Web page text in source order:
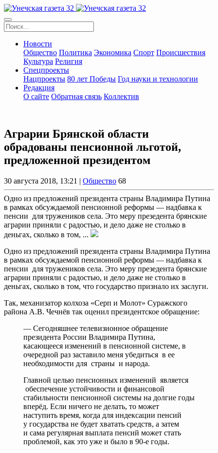
Новости
Общество Политика Экономика Спорт Происшествия
Культура Религия
Спецпроекты
Нацпроекты 80 лет Победы Год науки и технологии
Редакция
О сайте Обратная связь Коллектив
Аграрии Брянской области
обрадованы пенсионной льготой,
предложенной президентом
30 августа 2018, 13:21 | Общество 68
Одно из предложений президента страны Владимира Путина
в рамках обсуждаемой пенсионной реформы — надбавка к
пенсии для тружеников села. Это меру презедента брянские
аграрии приняли с радостью, и дело даже не столько в
деньгах, сколько в том, ...
Одно из предложений президента страны Владимира Путина
в рамках обсуждаемой пенсионной реформы — надбавка к
пенсии для тружеников села. Это меру презедента брянские
аграрии приняли с радостью, и дело даже не столько в
деньгах, сколько в том, что государство признало их заслуги.
Так, механизатор колхоза «Серп и Молот» Суражского
района А.В. Чечнёв так оценил президентское обращение:
— Сегодняшнее телевизионное обращение
президента России Владимира Путина,
касающееся изменений в пенсионной системе, в
очередной раз заставило меня убедиться в ее
необходимости для страны и народа.
Главной целью пенсионных изменений является
обеспечение устойчивости и финансовой
стабильности пенсионной системы на долгие годы
вперёд. Если ничего не делать, то может
наступить время, когда для индексации пенсий
у государства не будет хватать средств, а затем
и сама регулярная выплата пенсий может стать
проблемой, как это уже и было в 90‑е годы.